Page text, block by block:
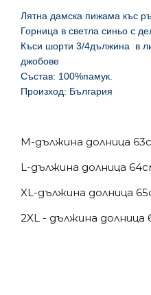
Лятна дамска пижама къс
Горница в светла синьо с
Къси шорти 3/4дължина в
джобове
Състав: 100%памук.
Произход: България
M-дължина долница
L-дължина долница
XL-дължина долница
2XL - дължина долница